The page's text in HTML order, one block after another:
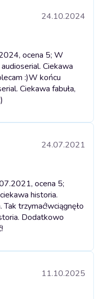
24.10.2024
ocena 5; W
Ciekawa
:)W końcu
Ciekawa fabuła,
24.07.2021
ocena 5;
historia.
trzymać!wciągnęło
Dodatkowo
11.10.2025